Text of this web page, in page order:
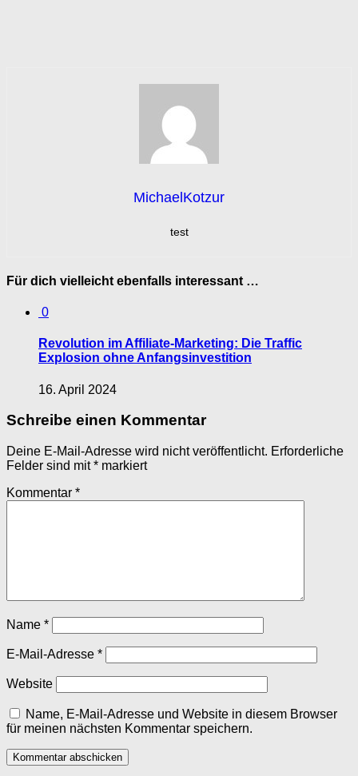
MichaelKotzur
test
Für dich vielleicht ebenfalls interessant …
0
Revolution im Affiliate-Marketing: Die Traffic
Explosion ohne Anfangsinvestition
16. April 2024
Schreibe einen Kommentar
Deine E-Mail-Adresse wird nicht veröffentlicht. Erforderliche
Felder sind mit* markiert
Kommentar *
Name *
E-Mail-Adresse *
Website
Name, E-Mail-Adresse und Website in diesem Browser
für meinen nächsten Kommentar speichern.